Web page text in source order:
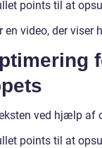
points til at
en video, der
ved hjælp af
points til at